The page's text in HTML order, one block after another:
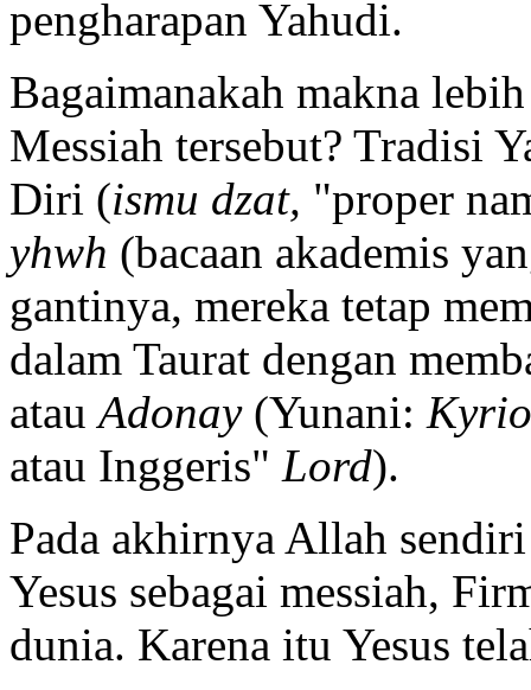
pengharapan Yahudi.
Bagaimanakah makna
Messiah tersebut? Tradisi
Diri (ismu dzat, "proper
yhwh (bacaan akademis
gantinya, mereka tetap
dalam Taurat dengan
atauAdonay (Yunani:
atau Inggeris" Lord).
Pada akhirnya Allah
Yesus sebagai messiah,
dunia. Karena itu Yesus